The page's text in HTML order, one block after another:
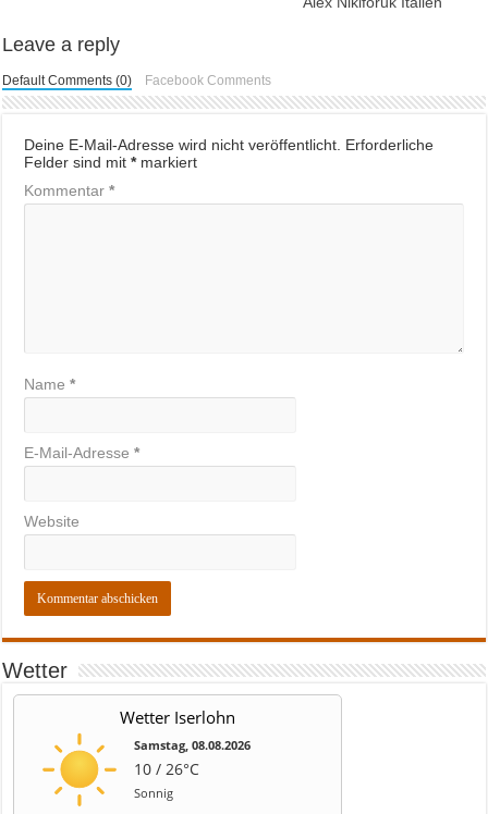
Leave a reply
Default Comments (0) Facebook Comments
Deine E-Mail-Adresse wird nicht veröffentlicht. Erforderliche
Felder sind mit*markiert
Kommentar*
Name*
E-Mail-Adresse*
Website
Wetter
Wetter Iserlohn
Samstag, 08.08.2026
10 / 26°C
Sonnig